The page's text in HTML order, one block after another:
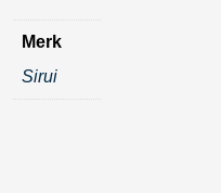
Merk
Sirui